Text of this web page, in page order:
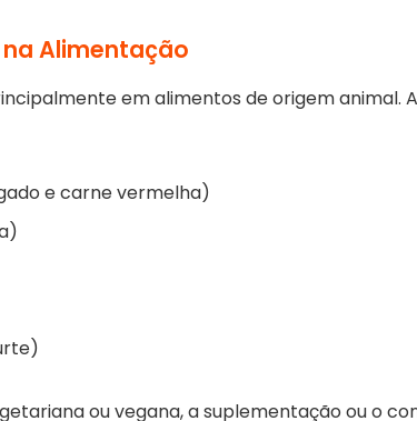
na Alimentação
em alimentos de origem animal.
e carne vermelha)
ou vegana, a suplementação ou o